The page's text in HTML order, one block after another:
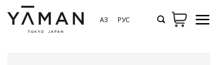
Мазмұнға
өту
ҚАЗ РУС